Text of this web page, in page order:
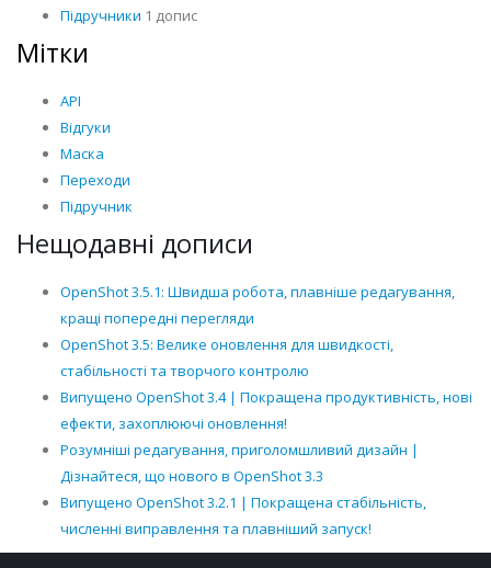
Підручники 1 допис
Мітки
API
Відгуки
Маска
Переходи
Підручник
Нещодавні дописи
OpenShot 3.5.1: Швидша робота, плавніше редагування,
кращі попередні перегляди
OpenShot 3.5: Велике оновлення для швидкості,
стабільності та творчого контролю
Випущено OpenShot 3.4 | Покращена продуктивність, нові
ефекти, захоплюючі оновлення!
Розумніші редагування, приголомшливий дизайн |
Дізнайтеся, що нового в OpenShot 3.3
Випущено OpenShot 3.2.1 | Покращена стабільність,
численні виправлення та плавніший запуск!